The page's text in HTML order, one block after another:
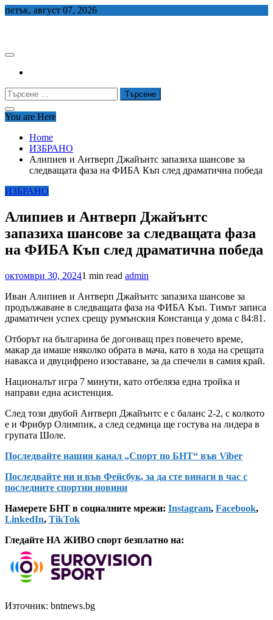
Skip
петък, август 07, 2026
Търсене
за:
You are Here
Home
ИЗБРАНО
Алипиев и Антверп Джайънтс запазиха шансове за
следващата фаза на ФИБА Къп след драматична победа
ИЗБРАНО
Алипиев и Антверп Джайънтс
запазиха шансове за следващата фаза
на ФИБА Къп след драматична победа
октомври 30, 20241 min read admin
Иван Алипиев и Антверп Джайънтс запазиха шансове за
продължаване в следващата фаза на ФИБА Къп. Тимът записа
драматичен успех срещу румънския Констанца у дома с 84:81.
Отборът на българина бе догонващ през повечето време,
макар да имаше няколко обрата в мача, като в хода на срещата
навакса и двуцифрено изоставане, за да спечели в самия край.
Националът игра 7 минути, като отбеляза една тройка и
направи една асистенция.
След този двубой Антверп Джайънтс е с баланс 2-2, с колкото
е и Фрибур Олимпик, а след седмица ще гостува на лидера в
групата Шоле.
Последвайте нашия канал „Спорт по БНТ“ във Viber
Последвайте ни и във Фейсбук, за да сте винаги в час с
последните спортни новини
Намерете БНТ в социалните мрежи: Instagram, Facebook,
LinkedIn, TikTok
Гледайте НА ЖИВО спорт безплатно на:
Източник: bntnews.bg